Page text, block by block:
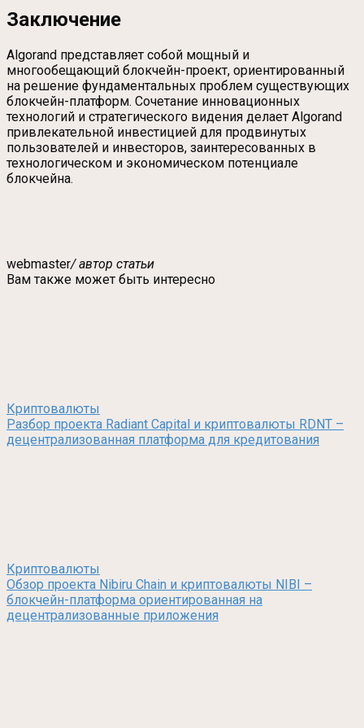
Заключение
Algorand представляет собой мощный и
многообещающий блокчейн-проект, ориентированный
на решение фундаментальных проблем существующих
блокчейн-платформ. Сочетание инновационных
технологий и стратегического видения делает Algorand
привлекательной инвестицией для продвинутых
пользователей и инвесторов, заинтересованных в
технологическом и экономическом потенциале
блокчейна.
webmaster/ автор статьи
Вам также может быть интересно
Криптовалюты
Разбор проекта Radiant Capital и криптовалюты RDNT –
децентрализованная платформа для кредитования
Криптовалюты
Обзор проекта Nibiru Chain и криптовалюты NIBI –
блокчейн-платформа ориентированная на
децентрализованные приложения